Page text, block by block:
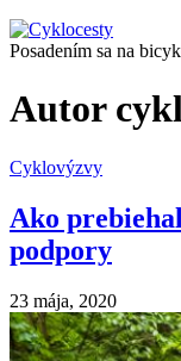
Posadením sa na
Autor
Cyklovýzvy
Ako
podpory
23 mája, 2020